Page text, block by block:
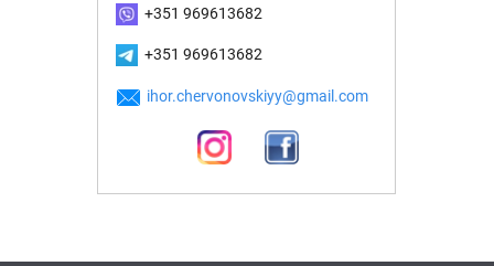
+351 969613682
+351 969613682
ihor.chervonovskiyy@gmail.com